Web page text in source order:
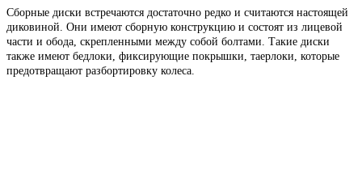
Сборные диски встречаются достаточно редко и считаются настоящей
диковиной. Они имеют сборную конструкцию и состоят из лицевой
части и обода, скрепленными между собой болтами. Такие диски
также имеют бедлоки, фиксирующие покрышки, таерлоки, которые
предотвращают разбортировку колеса.